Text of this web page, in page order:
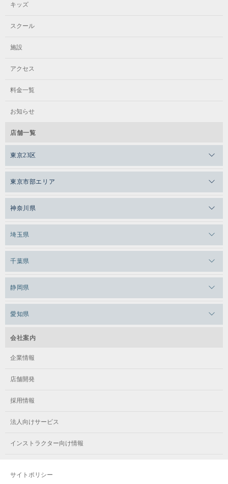
キッズ
スクール
施設
アクセス
料金一覧
お知らせ
店舗一覧
東京23区
メガロスルフレ恵比寿
メガロス日比谷シャンテ
メガロス白金台
メガロス田端
メガロスルフレ田端
メガロスキッズ錦糸町
メガロス葛飾
東京市部エリア
メガロス三鷹
メガロスルフレ三鷹
メガロス武蔵小金井
メガロスルフレ武蔵小金井
メガロス小平テニススクール
メガロス玉川学園テニススクール
神奈川県
メガロス上永谷
メガロスルフレ上永谷
メガロス神奈川
メガロス日吉
メガロス綱島
メガロスルフレ綱島
メガロス市ヶ尾
メガロス鷺沼
メガロスルフレ鷺沼
メガロス相模大野
埼玉県
メガロスルフレ草加
千葉県
メガロス本八幡
静岡県
愛知県
メガロステラッセ納屋橋
メガロス千種
会社案内
企業情報
店舗開発
採用情報
法人向けサービス
インストラクター向け情報
サイトポリシー